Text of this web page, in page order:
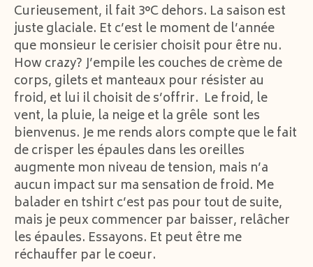
Curieusement, il fait 3°C dehors. La saison est
juste glaciale. Et c’est le moment de l’année
que monsieur le cerisier choisit pour être nu.
How crazy? J’empile les couches de crème de
corps, gilets et manteaux pour résister au
froid, et lui il choisit de s’offrir. Le froid, le
vent, la pluie, la neige et la grêle sont les
bienvenus. Je me rends alors compte que le fait
de crisper les épaules dans les oreilles
augmente mon niveau de tension, mais n’a
aucun impact sur ma sensation de froid. Me
balader en tshirt c’est pas pour tout de suite,
mais je peux commencer par baisser, relâcher
les épaules. Essayons. Et peut être me
réchauffer par le coeur.